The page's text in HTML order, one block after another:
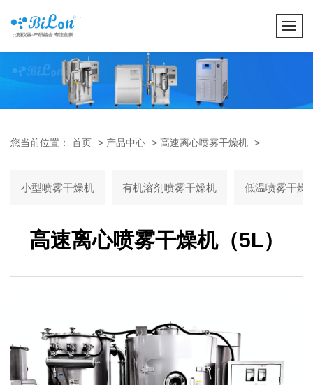
您当前位置： 首页 > 产品中心 > 高速离心喷雾干燥机 >
小型喷雾干燥机 有机溶剂喷雾干燥机 低温喷雾干燥
高速离心喷雾干燥机（5L）